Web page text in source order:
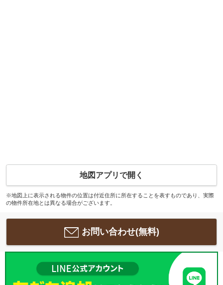
地図アプリで開く
※地図上に表示される物件の位置は付近住所に所在することを表すものであり、実際
の物件所在地とは異なる場合がございます。
お問い合わせ(無料)